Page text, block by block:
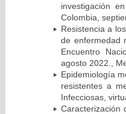
investigación
Colombia,
Resistencia a
de enfermedad
Encuentro
agosto 2022.,
Epidemiología
resistentes a
Infecciosas,
Caracterización